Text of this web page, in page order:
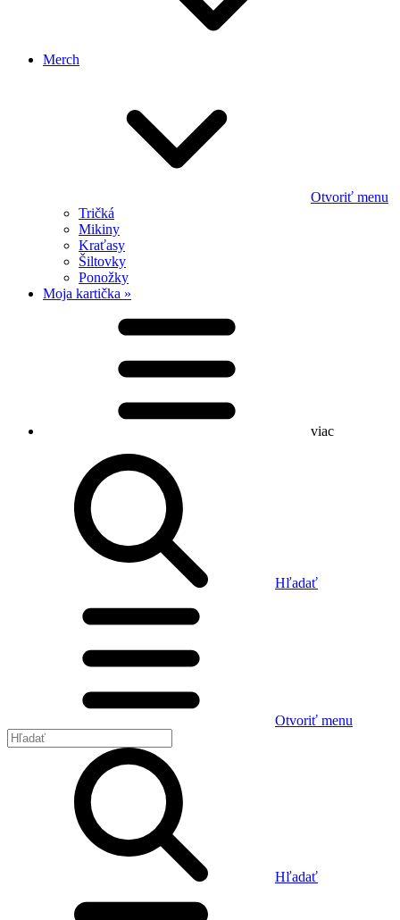
Merch
Otvoriť menu
Tričká
Mikiny
Kraťasy
Šiltovky
Ponožky
Moja kartička »
viac
Hľadať
Otvoriť menu
Hľadať